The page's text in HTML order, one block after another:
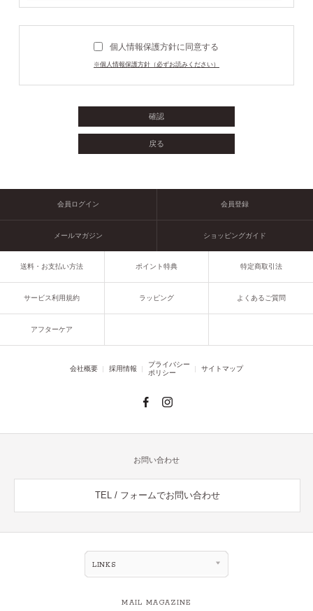
個人情報保護方針に同意する
※個人情報保護方針（必ずお読みください）
会員ログイン 会員登録
メールマガジン ショッピングガイド
送料・お支払い方法 ポイント特典 特定商取引法
サービス利用規約 ラッピング よくあるご質問
アフターケア
会社概要 採用情報
プライバシー
ポリシー
サイトマップ
お問い合わせ
TEL / フォームでお問い合わせ
LINKS
MAIL MAGAZINE